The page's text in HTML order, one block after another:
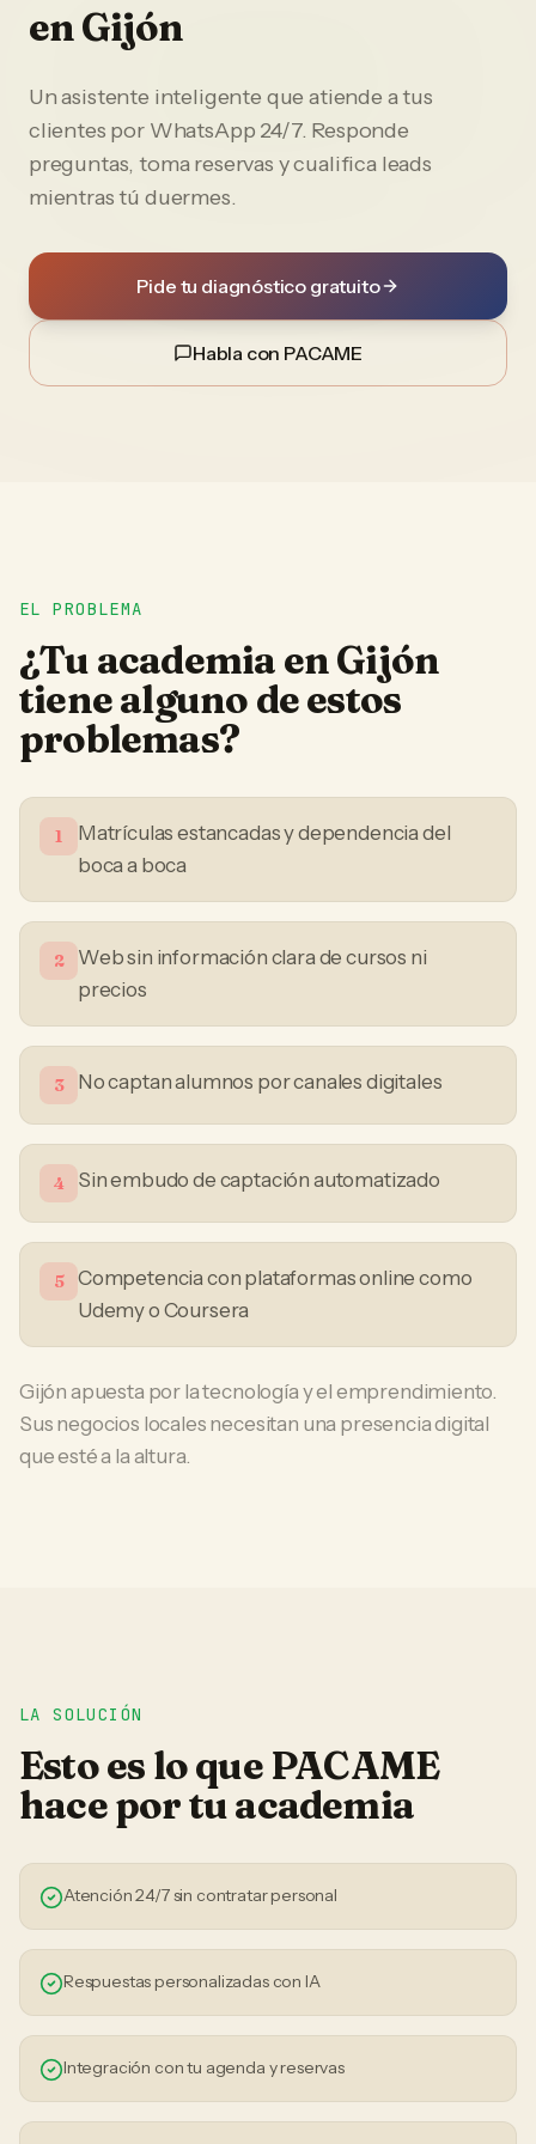
enGijón
Un asistente inteligente que atiende a tus
clientes por WhatsApp 24/7. Responde
preguntas, toma reservas y cualifica leads
mientras tú duermes.
Pide tu diagnóstico gratuito
Habla con PACAME
EL PROBLEMA
¿Tu academia enGijón
tiene alguno de estos
problemas?
1
Matrículas estancadas y dependencia del
boca a boca
2
Web sin información clara de cursos ni
precios
3 No captan alumnos por canales digitales
4 Sin embudo de captación automatizado
5
Competencia con plataformas online como
Udemy o Coursera
Gijón apuesta por la tecnología y el emprendimiento.
Sus negocios locales necesitan una presencia digital
que esté a la altura.
LA SOLUCIÓN
Esto es lo que PACAME
hace por tuacademia
Atención 24/7 sin contratar personal
Respuestas personalizadas con IA
Integración con tu agenda y reservas